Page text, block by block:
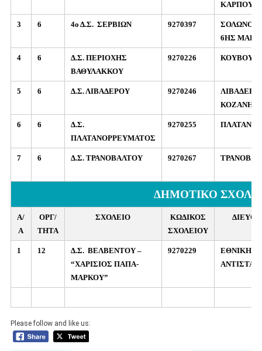
ΚΑΡΠΟΥ
3 6 4ο Δ.Σ. ΣΕΡΒΙΩΝ 9270397
ΣΟΛΩΝΟΣ
6ΗΣ
4 6
Δ.Σ. ΠΕΡΙΟΧΗΣ
ΒΑΘΥΛΑΚΚΟΥ
9270226
5 6 Δ.Σ. ΛΙΒΑΔΕΡΟΥ 9270246
ΛΙΒΑΔΕΡΟ
ΚΟΖΑΝΗΣ
6 6
Δ.Σ.
ΠΛΑΤΑΝΟΡΡΕΥΜΑΤΟΣ
9270255
7 6 Δ.Σ. ΤΡΑΝΟΒΑΛΤΟΥ 9270267
ΔΗΜΟΤΙΚΟ
Α/
Α
ΟΡΓ/
ΤΗΤΑ
ΣΧΟΛΕΙΟ
ΚΩΔΙΚΟΣ
ΣΧΟΛΕΙΟΥ
1 12 Δ.Σ. ΒΕΛΒΕΝΤΟΥ –
“ΧΑΡΙΣΙΟΣ ΠΑΠΑ-
ΜΑΡΚΟΥ”
9270229
ΕΘΝΙΚΗΣ
Please follow and like us: